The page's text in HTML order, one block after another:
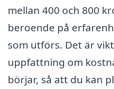
mellan 400 och 800
beroende på
som utförs. Det är
uppfattning om
börjar, så att du kan